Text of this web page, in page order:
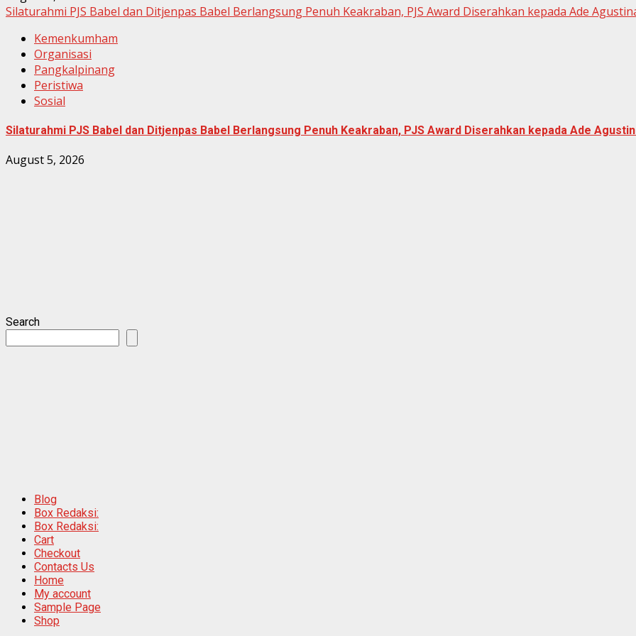
Silaturahmi PJS Babel dan Ditjenpas Babel Berlangsung Penuh Keakraban, PJS Award Diserahkan kepada Ade
Kemenkumham
Organisasi
Pangkalpinang
Peristiwa
Sosial
Silaturahmi PJS Babel dan Ditjenpas Babel Berlangsung Penuh Keakraban, PJS Award Diserahkan kepada Ade
August 5, 2026
Search
Blog
Box Redaksi:
Box Redaksi:
Cart
Checkout
Contacts Us
Home
My account
Sample Page
Shop